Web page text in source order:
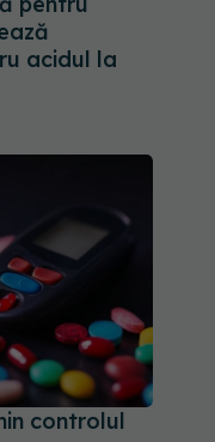
acidul la
controlul